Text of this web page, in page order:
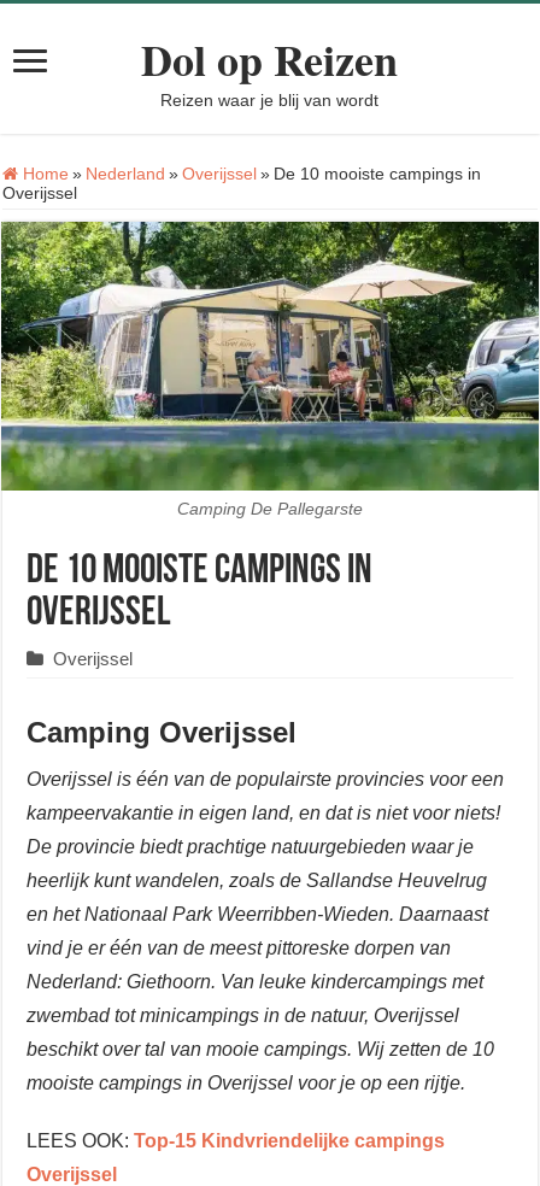
Dol op Reizen
Reizen waar je blij van wordt
Home » Nederland » Overijssel » De 10 mooiste campings in
Overijssel
Camping De Pallegarste
De 10 mooiste campings in
Overijssel
Overijssel
Camping Overijssel
Overijssel is één van de populairste provincies voor een
kampeervakantie in eigen land, en dat is niet voor niets!
De provincie biedt prachtige natuurgebieden waar je
heerlijk kunt wandelen, zoals de Sallandse Heuvelrug
en het Nationaal Park Weerribben-Wieden. Daarnaast
vind je er één van de meest pittoreske dorpen van
Nederland: Giethoorn. Van leuke kindercampings met
zwembad tot minicampings in de natuur, Overijssel
beschikt over tal van mooie campings. Wij zetten de 10
mooiste campings in Overijssel voor je op een rijtje.
LEES OOK:Top-15 Kindvriendelijke campings
Overijssel